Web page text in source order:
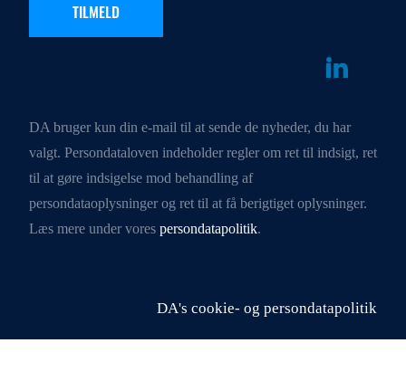
DA bruger kun din e-mail til at sende de nyheder, du har
valgt. Persondataloven indeholder regler om ret til indsigt, ret
til at gøre indsigelse mod behandling af
persondataoplysninger og ret til at få berigtiget oplysninger.
Læs mere under vores persondatapolitik.
DA's cookie- og persondatapolitik